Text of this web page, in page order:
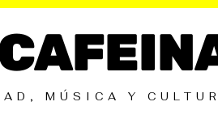
MÚSICA Y